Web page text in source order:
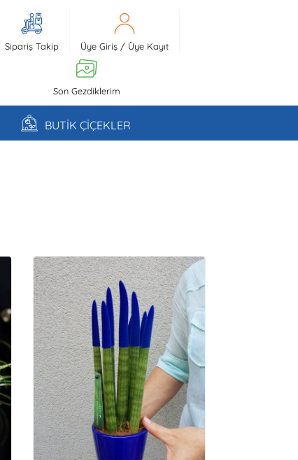
Sipariş Takip Üye Giriş/ Üye Kayıt
Son Gezdiklerim
BUTİK ÇİÇEKLER